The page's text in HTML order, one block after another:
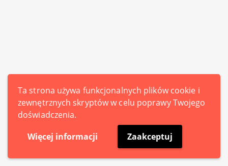
Ta strona używa funkcjonalnych plików cookie i
zewnętrznych skryptów w celu poprawy Twojego
doświadczenia.
Więcej informacji
Zaakceptuj